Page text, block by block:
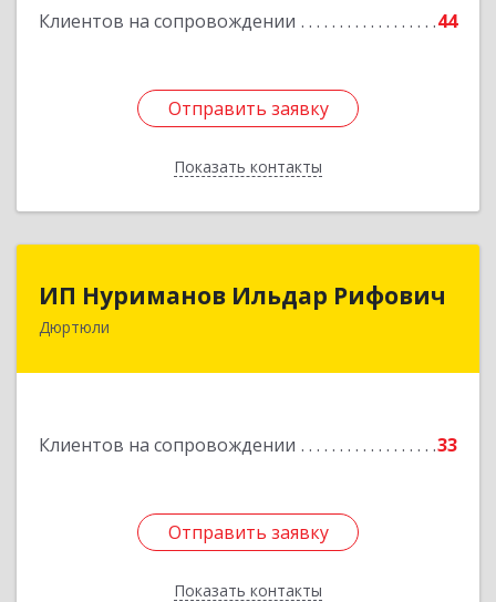
Клиентов на сопровождении 44
Отправить заявку
Показать контакты
Отправить заявку
Назад
ИП Нуриманов Ильдар Рифович
Дюртюли
Клиентов на сопровождении 33
Отправить заявку
Показать контакты
ИП Нуриманов Ильдар Рифович
452320, Башкортостан Респ, Дюртюли г,
Отправить заявку
Назад